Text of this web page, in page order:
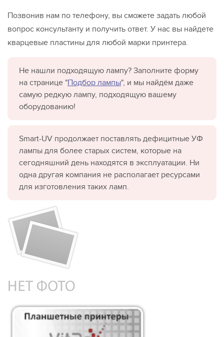
Позвонив нам по телефону, вы сможете задать любой
вопрос консультанту и получить ответ. У нас вы найдете
кварцевые пластины для любой марки принтера.
Не нашли подходящую лампу? Заполните форму
на странице "Подбор лампы", и мы найдём даже
самую редкую лампу, подходящую вашему
оборудованию!
Smart-UV продолжает поставлять дефицитные УФ
лампы для более старых систем, которые на
сегодняшний день находятся в эксплуатации. Ни
одна другая компания не располагает ресурсами
для изготовления таких ламп.